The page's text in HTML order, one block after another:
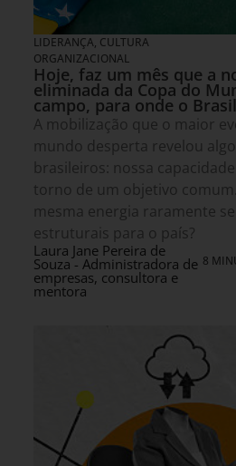
LIDERANÇA, CULTURA
ORGANIZACIONAL
Hoje, faz um mês que a
eliminada da Copa do
campo, para onde o
A mobilização que o maior
mundo desperta revelou
brasileiros: nossa
torno de um objetivo
mesma energia raramente
estruturais para o país?
Laura Jane Pereira de
Souza - Administradora de
empresas, consultora e
mentora
8